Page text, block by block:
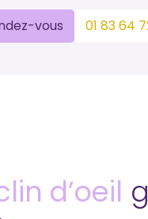
vous 01 83 64
d’oeil